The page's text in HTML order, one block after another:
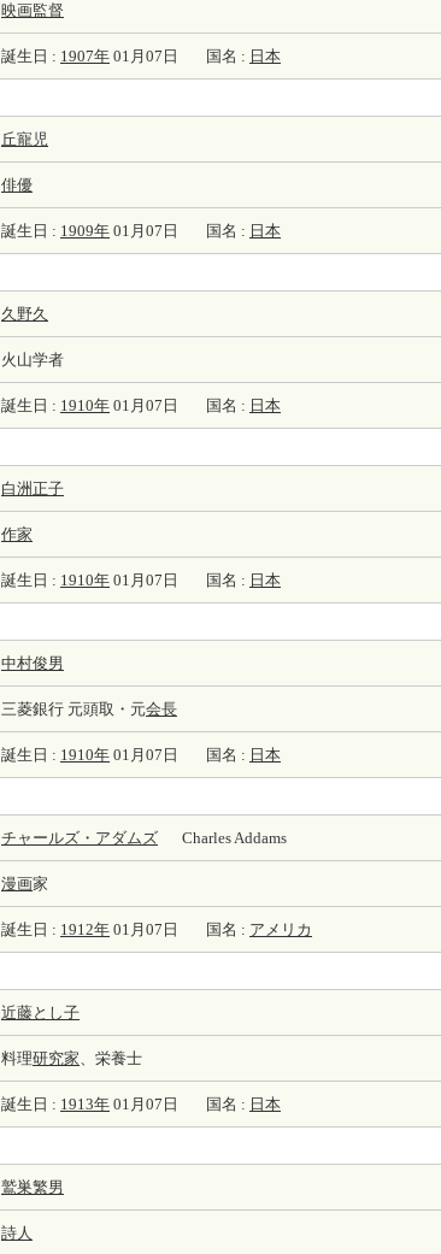
映画監督
誕生日 : 1907年 01月07日 国名 : 日本
丘寵児
俳優
誕生日 : 1909年 01月07日 国名 : 日本
久野久
火山学者
誕生日 : 1910年 01月07日 国名 : 日本
白洲正子
作家
誕生日 : 1910年 01月07日 国名 : 日本
中村俊男
三菱銀行 元頭取・元会長
誕生日 : 1910年 01月07日 国名 : 日本
チャールズ・アダムズ Charles Addams
漫画家
誕生日 : 1912年 01月07日 国名 : アメリカ
近藤とし子
料理研究家、栄養士
誕生日 : 1913年 01月07日 国名 : 日本
鷲巣繁男
詩人